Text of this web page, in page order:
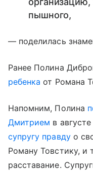
пышного,
— поделилась
Ранее Полина
ребенка от Романа
Напомним, Полина
Дмитрием в
супругу правдуо
Роману Товстику, и
расставание.